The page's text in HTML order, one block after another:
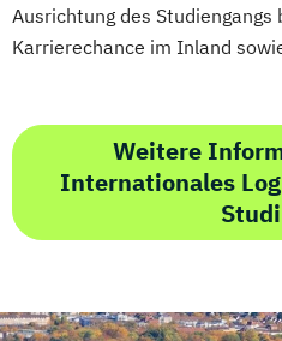
Ausrichtung des Studiengangs
Karrierechance im Inland
Weitere
Internationales